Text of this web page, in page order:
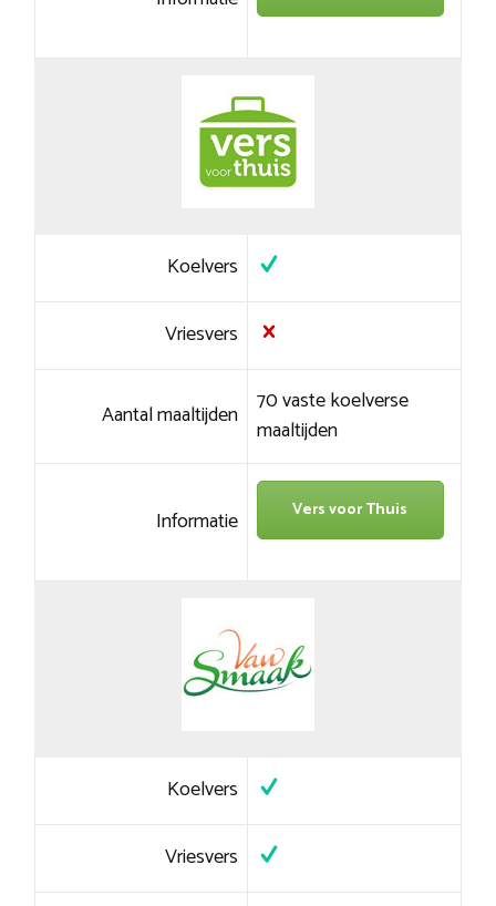
Koelvers
Vriesvers
Aantal maaltijden 70 vaste koelverse
maaltijden
Informatie Vers voor Thuis
Koelvers
Vriesvers